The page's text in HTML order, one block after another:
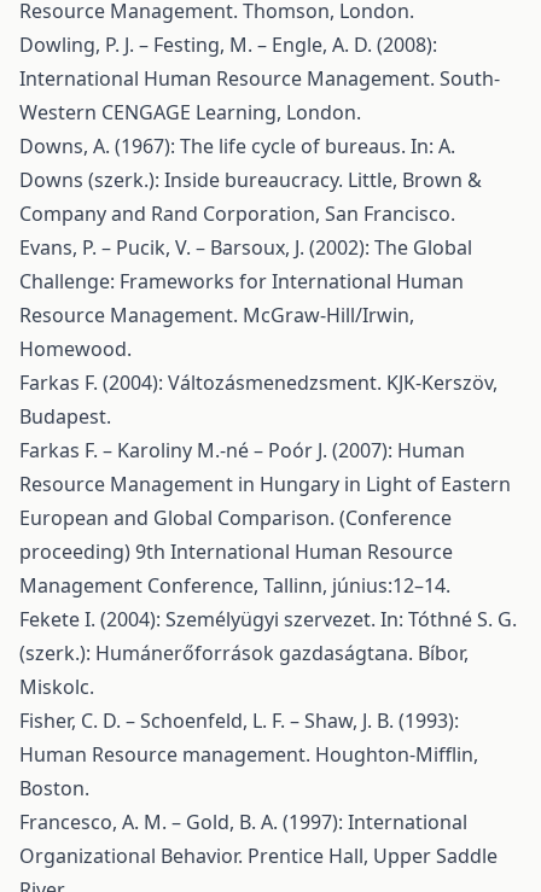
Resource Management. Thomson, London.
Dowling, P. J. – Festing, M. – Engle, A. D. (2008):
International Human Resource Management. South-
Western CENGAGE Learning, London.
Downs, A. (1967): The life cycle of bureaus. In: A.
Downs (szerk.): Inside bureaucracy. Little, Brown &
Company and Rand Corporation, San Francisco.
Evans, P. – Pucik, V. – Barsoux, J. (2002): The Global
Challenge: Frameworks for International Human
Resource Management. McGraw-Hill/Irwin,
Homewood.
Farkas F. (2004): Változásmenedzsment. KJK-Kerszöv,
Budapest.
Farkas F. – Karoliny M.-né – Poór J. (2007): Human
Resource Management in Hungary in Light of Eastern
European and Global Comparison. (Conference
proceeding) 9th International Human Resource
Management Conference, Tallinn, június:12–14.
Fekete I. (2004): Személyügyi szervezet. In: Tóthné S. G.
(szerk.): Humánerőforrások gazdaságtana. Bíbor,
Miskolc.
Fisher, C. D. – Schoenfeld, L. F. – Shaw, J. B. (1993):
Human Resource management. Houghton-Mifflin,
Boston.
Francesco, A. M. – Gold, B. A. (1997): International
Organizational Behavior. Prentice Hall, Upper Saddle